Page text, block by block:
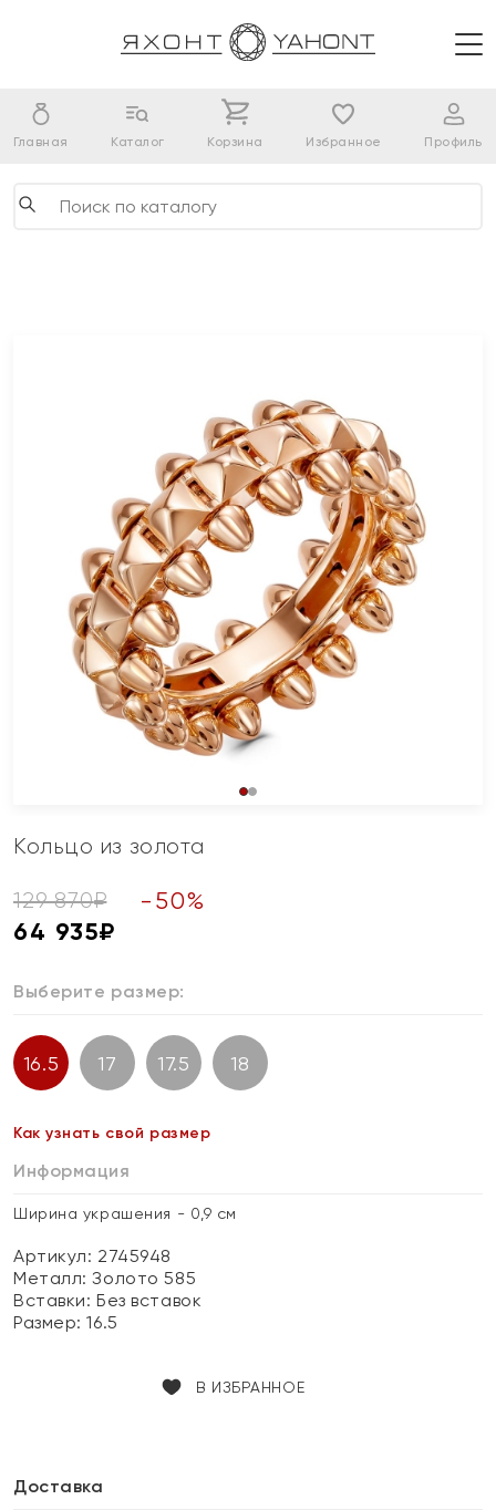
Главная Каталог Корзина Избранное Профиль
Кольцо из золота
129 870₽ - 50%
64 935₽
Выберите размер:
16.5 17 17.5 18
Как узнать свой размер
Информация
Ширина украшения - 0,9 см
Артикул: 2745948
Металл:Золото 585
Вставки:Без вставок
Размер:16.5
В ИЗБРАННОЕ
Доставка